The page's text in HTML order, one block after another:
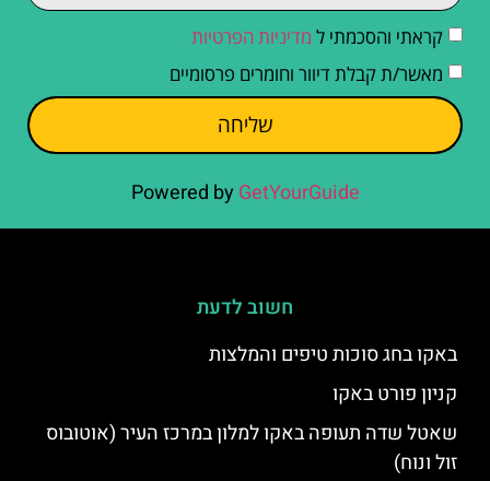
קראתי והסכמתי ל מדיניות הפרטיות
מאשר/ת קבלת דיוור וחומרים פרסומיים
שליחה
Powered by GetYourGuide
חשוב לדעת
באקו בחג סוכות טיפים והמלצות
קניון פורט באקו
שאטל שדה תעופה באקו למלון במרכז העיר (אוטובוס
זול ונוח)